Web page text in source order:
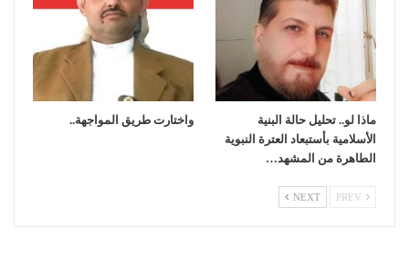
ماذا لو.. تحليل حالة البنية
الأسلامية بأستبعاد العترة النبوية
الطاهرة من المشهد…
واختارت طريق المواجهة..
NEXT